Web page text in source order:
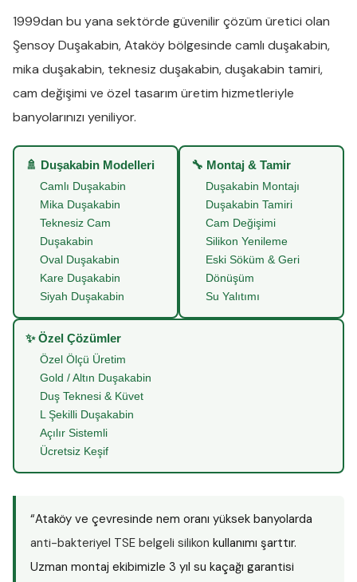
1999dan bu yana sektörde güvenilir çözüm üretici olan
Şensoy Duşakabin,Ataköybölgesinde camlı duşakabin,
mika duşakabin, teknesiz duşakabin,duşakabin tamiri,
cam değişimi ve özel tasarım üretim hizmetleriyle
banyolarınızı yeniliyor.
🚿 Duşakabin Modelleri
Camlı Duşakabin
Mika Duşakabin
Teknesiz Cam
Duşakabin
Oval Duşakabin
Kare Duşakabin
Siyah Duşakabin
🔧 Montaj & Tamir
Duşakabin Montajı
Duşakabin Tamiri
Cam Değişimi
Silikon Yenileme
Eski Söküm & Geri
Dönüşüm
Su Yalıtımı
✨ Özel Çözümler
Özel Ölçü Üretim
Gold / Altın Duşakabin
Duş Teknesi & Küvet
L Şekilli Duşakabin
Açılır Sistemli
Ücretsiz Keşif
“Ataköy ve çevresinde nem oranı yüksek banyolarda
anti-bakteriyel TSE belgeli silikon kullanımı şarttır.
Uzman montaj ekibimizle 3 yıl su kaçağı garantisi